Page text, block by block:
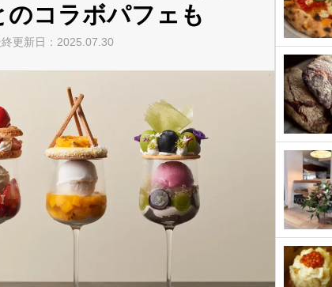
のコラボパフェも
更新日：2025.07.30